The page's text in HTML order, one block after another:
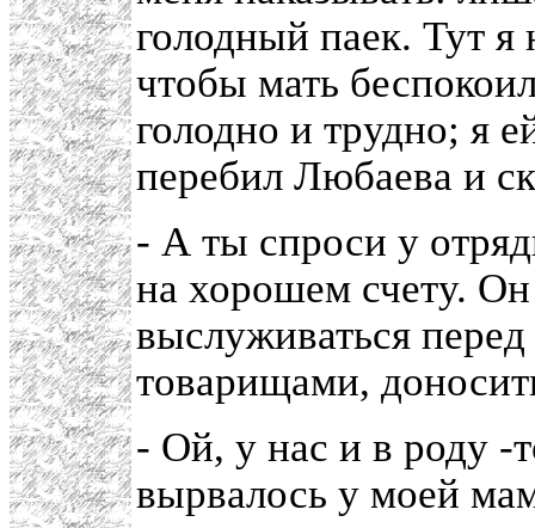
голодный паек. Тут я
чтобы мать
голодно и трудно; я
перебил Любаева и
- А ты спроси у
на хорошем счету. Он
выслуживаться
товарищами,
- Ой, у нас и в роду -
вырвалось у моей